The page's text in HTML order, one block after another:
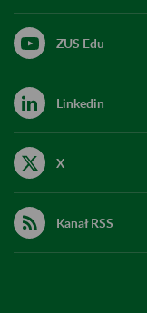
ZUS Edu
Linkedin
X
Kanał RSS